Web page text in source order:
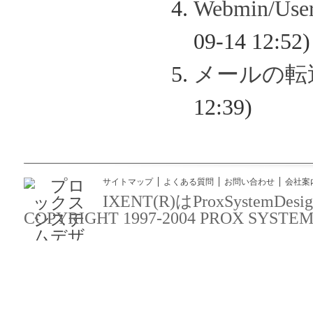
Webmin/
09-14 12:52)
メールの
12:39)
サイトマップ よくある質問 お問い合わせ 会社案
IXENT(R)は
COPYRIGHT 1997-2004 PROX